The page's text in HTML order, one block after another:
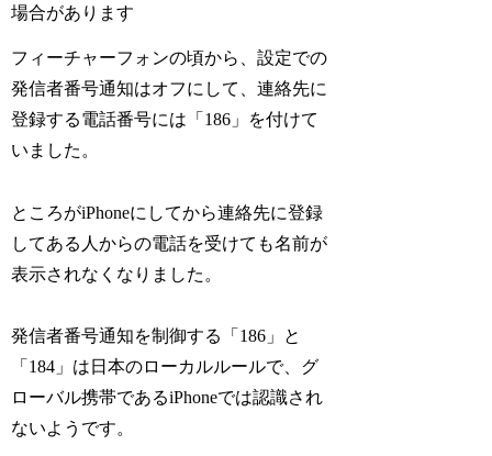
場合があります
フィーチャーフォンの頃から、設定での
発信者番号通知はオフにして、連絡先に
登録する電話番号には「186」を付けて
いました。
ところがiPhoneにしてから連絡先に登録
してある人からの電話を受けても名前が
表示されなくなりました。
発信者番号通知を制御する「186」と
「184」は日本のローカルルールで、グ
ローバル携帯であるiPhoneでは認識され
ないようです。